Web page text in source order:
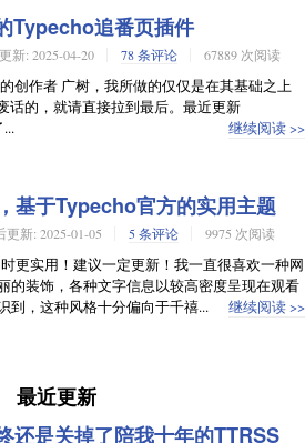
Typecho追番页插件
新: 2025-04-20 78 条评论 67889 次阅读
创作者 广树，我所做的仅仅是在其基础之上
话的，就请直接拉到最后。最近更新
继续阅读 >>
基于Typecho官方的实用主题
更新: 2025-01-05 5 条评论 9975 次阅读
更实用！建议一定更新！我一直很喜欢一种网
的装饰，各种文字信息以较高密度呈现在观看
到，这种风格十分偏向于千禧...
继续阅读 >>
最近更新
还是关掉了陪我十年的TTRSS